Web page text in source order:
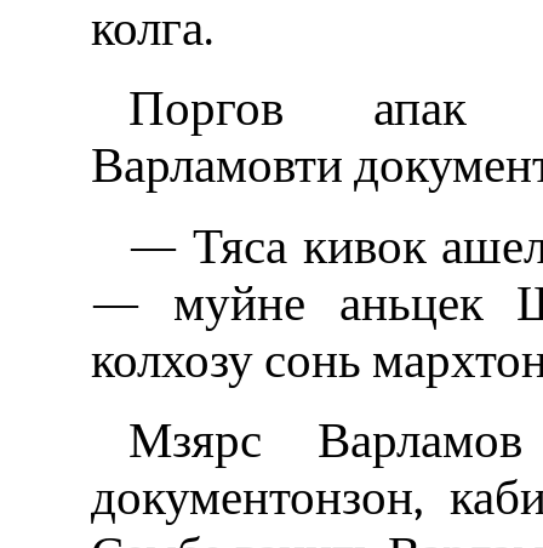
колга.
Поргов апак
Варламовти
— Тяса кивок
— муйне аньцек
колхозу сонь
Мзярс Варламов
документонзон,